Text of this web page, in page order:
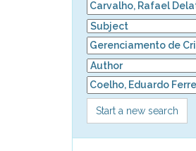
Start a new search